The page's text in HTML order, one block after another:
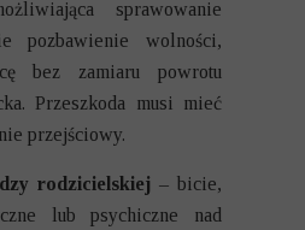
sprawowanie
pozbawienie wolności,
bez zamiaru powrotu
Przeszkoda musi mieć
przejściowy.
rodzicielskiej – bicie,
lub psychiczne nad